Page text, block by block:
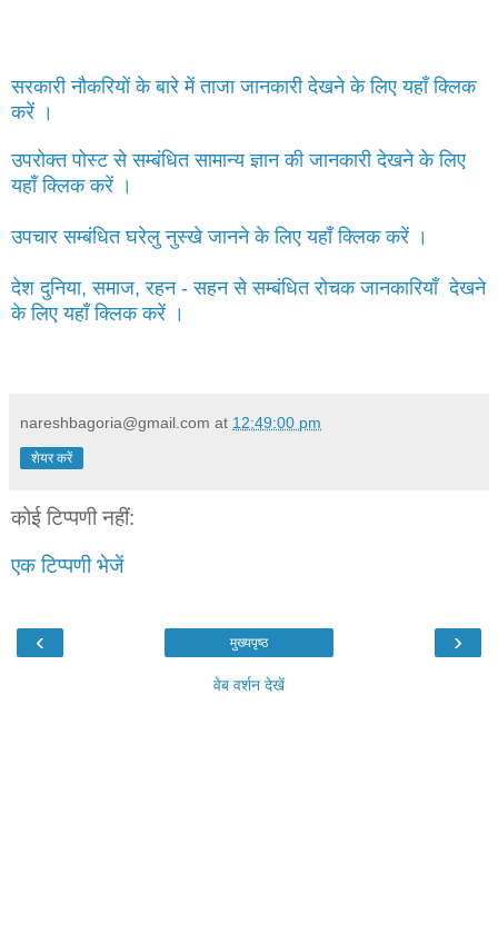
सरकारी नौकरियों के बारे में ताजा जानकारी देखने के लिए यहाँ क्लिक
करें ।
उपरोक्त पोस्ट से सम्बंधित सामान्य ज्ञान की जानकारी देखने के लिए
यहाँ क्लिक करें ।
उपचार सम्बंधित घरेलु नुस्खे जानने के लिए यहाँ क्लिक करें ।
देश दुनिया, समाज, रहन - सहन से सम्बंधित रोचक जानकारियाँ देखने
के लिए यहाँ क्लिक करें ।
nareshbagoria@gmail.com at 12:49:00 pm
शेयर करें
कोई टिप्पणी नहीं:
एक टिप्पणी भेजें
‹ ›
मुख्यपृष्ठ
वेब वर्शन देखें